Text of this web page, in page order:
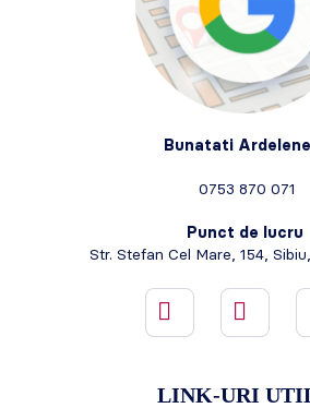
Bunatati
0753 870 071
Punct de lucru
Str. Stefan Cel Mare, 154,
LINK-URI